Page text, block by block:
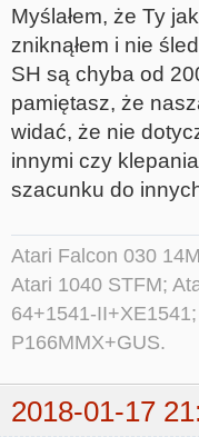
Myślałem, że Ty
zniknąłem i nie
SH są chyba od
pamiętasz, że
widać, że nie
innymi czy
szacunku do
Atari Falcon 030
Atari 1040 STFM;
64+1541-
P166MMX+GUS.
2018-01-17